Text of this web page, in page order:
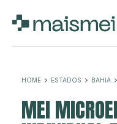
HOME ESTADOS BAHIA
MEI